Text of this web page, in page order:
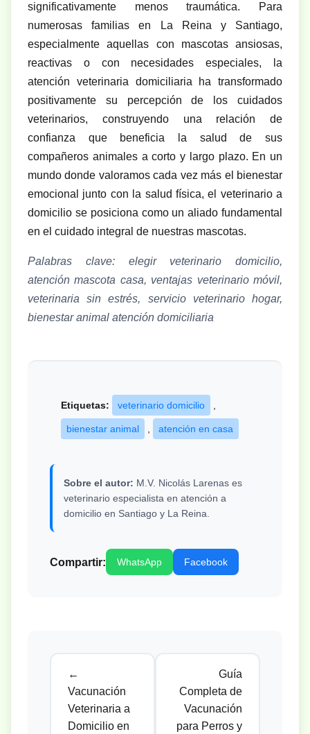
significativamente menos traumática. Para
numerosas familias en La Reina y Santiago,
especialmente aquellas con mascotas ansiosas,
reactivas o con necesidades especiales, la
atención veterinaria domiciliaria ha transformado
positivamente su percepción de los cuidados
veterinarios, construyendo una relación de
confianza que beneficia la salud de sus
compañeros animales a corto y largo plazo. En un
mundo donde valoramos cada vez más el bienestar
emocional junto con la salud física, el veterinario a
domicilio se posiciona como un aliado fundamental
en el cuidado integral de nuestras mascotas.
Palabras clave: elegir veterinario domicilio,
atención mascota casa, ventajas veterinario móvil,
veterinaria sin estrés, servicio veterinario hogar,
bienestar animal atención domiciliaria
Etiquetas: veterinario domicilio
bienestar animal atención en casa
Sobre el autor: M.V. Nicolás Larenas es
veterinario especialista en atención a
domicilio en Santiago y La Reina.
Compartir: WhatsApp Facebook
←
Vacunación
Veterinaria a
Domicilio en
Guía
Completa de
Vacunación
para Perros y